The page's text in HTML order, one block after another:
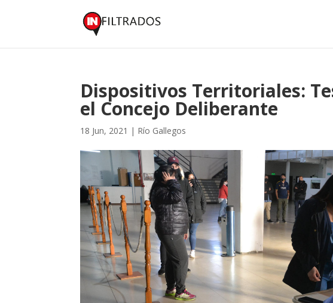
Dispositivos Territoriales:
el Concejo Deliberante
18 Jun, 2021 | Río Gallegos